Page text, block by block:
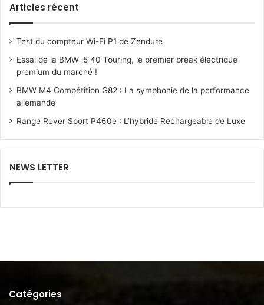
Articles récent
Test du compteur Wi-Fi P1 de Zendure
Essai de la BMW i5 40 Touring, le premier break électrique
premium du marché !
BMW M4 Compétition G82 : La symphonie de la performance
allemande
Range Rover Sport P460e : L’hybride Rechargeable de Luxe
NEWS LETTER
Catégories